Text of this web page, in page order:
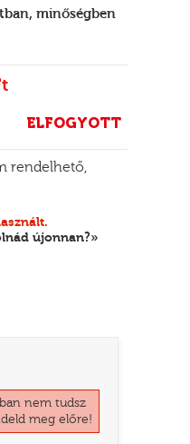
minőségben
ELFOGYOTT
rendelhető,
újonnan?»
nem tudsz
meg előre!